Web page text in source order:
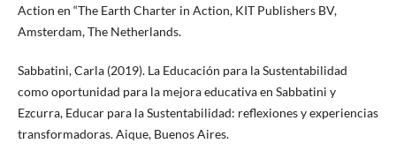
Action en “The Earth Charter in Action, KIT Publishers BV,
Amsterdam, The Netherlands.
Sabbatini, Carla (2019). La Educación para la Sustentabilidad
como oportunidad para la mejora educativa en Sabbatini y
Ezcurra, Educar para la Sustentabilidad: reflexiones y experiencias
transformadoras. Aique, Buenos Aires.